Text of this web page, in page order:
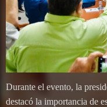
Durante el evento, la
destacó la importancia de